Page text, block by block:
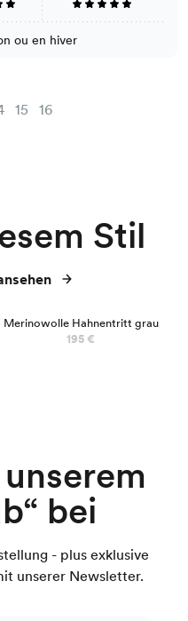
ou en hiver
15 16
Stil
Merinowolle Hahnentritt grau
195 €
bei
- plus exklusive
unserer Newsletter.